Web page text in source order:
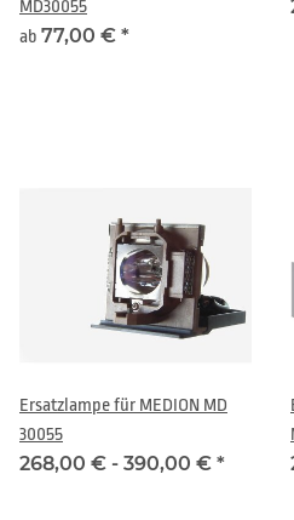
MD30055
ab 77,00 € *
Ersatzlampe für MEDION MD
30055
268,00 € - 390,00 € *